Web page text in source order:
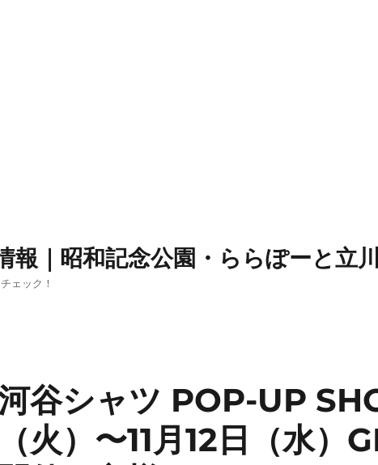
報｜昭和記念公園・ららぽーと立
ェック！
谷シャツ POP-UP
（火）〜11月12日（水